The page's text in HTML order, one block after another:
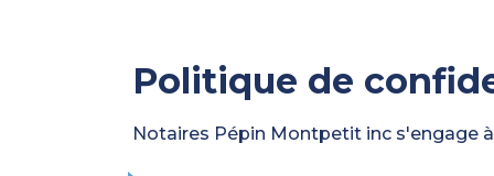
Politique de
Notaires Pépin Montpetit inc s'engage